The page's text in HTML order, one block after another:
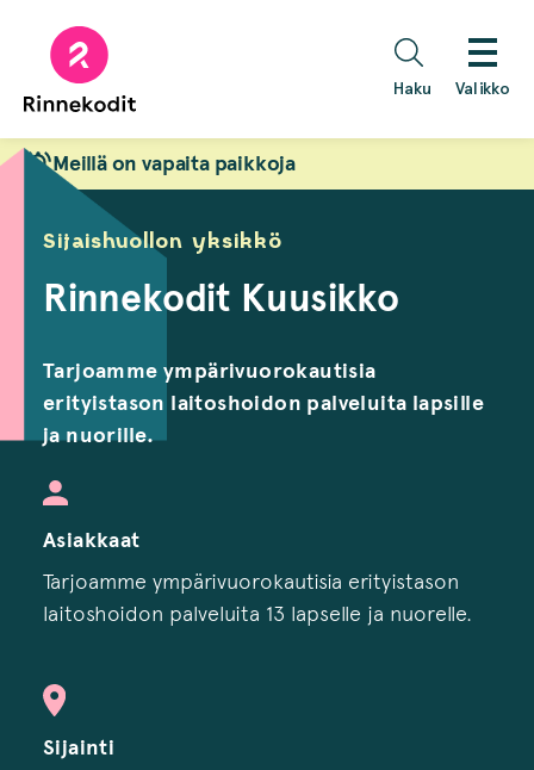
sisältöön
Haku Valikko
Meillä on vapaita paikkoja
Sijaishuollon yksikkö
Rinnekodit Kuusikko
Tarjoamme ympärivuorokautisia
erityistason laitoshoidon palveluita lapsille
ja nuorille.
Asiakkaat
Tarjoamme ympärivuorokautisia erityistason
laitoshoidon palveluita 13 lapselle ja nuorelle.
Sijainti